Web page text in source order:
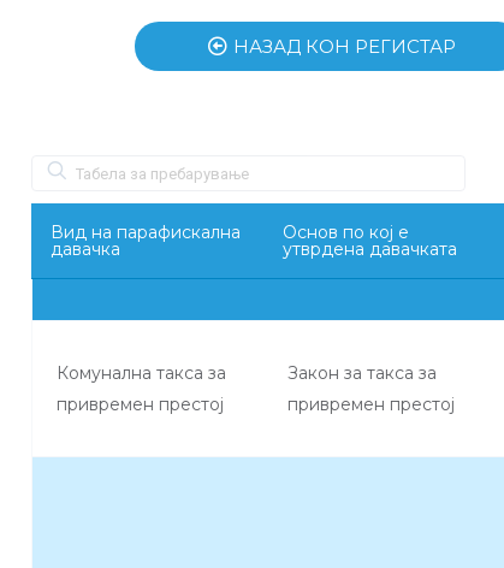
НАЗАД КОН РЕГИСТАР
Вид на парафискална
давачка
Основ по кој е
утврдена давачката
Комунална такса за
привремен престој
Закон за такса за
привремен престој